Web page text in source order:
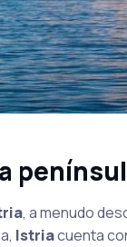
, a menudo
Istriacuenta